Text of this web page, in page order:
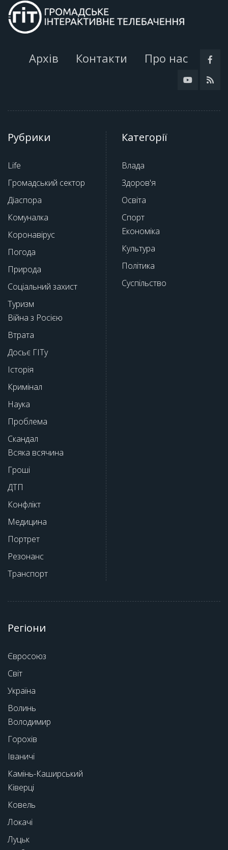
Архів Контакти Про нас
Рубрики
Life
Громадський сектор
Діаспора
Комуналка
Коронавірус
Погода
Природа
Соціальний захист
Туризм
Війна з Росією
Втрата
Досьє ГІТу
Історія
Кримінал
Наука
Проблема
Скандал
Всяка всячина
Гроші
ДТП
Конфлікт
Медицина
Портрет
Резонанс
Транспорт
Категорії
Влада
Здоров'я
Освіта
Спорт
Економіка
Культура
Політика
Суспільство
Регіони
Євросоюз
Світ
Україна
Волинь
Володимир
Горохів
Іваничі
Камінь-Каширський
Ківерці
Ковель
Локачі
Луцьк